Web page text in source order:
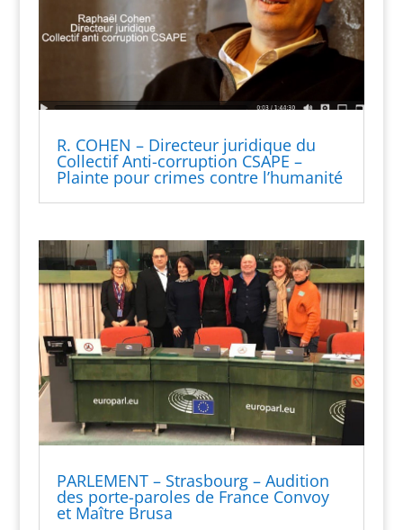
R. COHEN – Directeur juridique du
Collectif Anti-corruption CSAPE –
Plainte pour crimes contre l’humanité
PARLEMENT – Strasbourg – Audition
des porte-paroles de France Convoy
et Maître Brusa